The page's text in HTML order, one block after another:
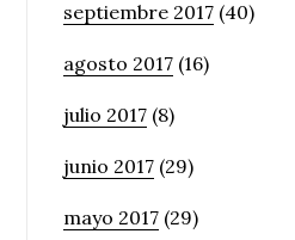
septiembre 2017 (40)
agosto 2017 (16)
julio 2017 (8)
junio 2017 (29)
mayo 2017 (29)